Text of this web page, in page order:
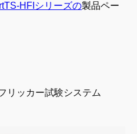
HFIシリーズの製品ペー